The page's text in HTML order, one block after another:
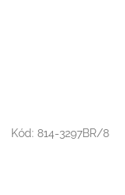
Kód: 814-3297BR/8